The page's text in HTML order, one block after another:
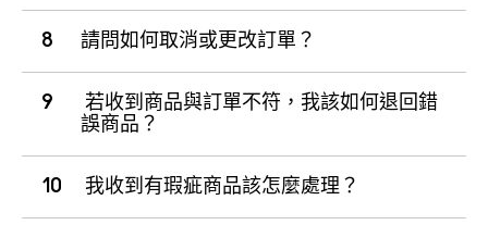
8 請問如何取消或更改訂單？
9
若收到商品與訂單不符，我該如何退回錯
誤商品？
10 我收到有瑕疵商品該怎麼處理？